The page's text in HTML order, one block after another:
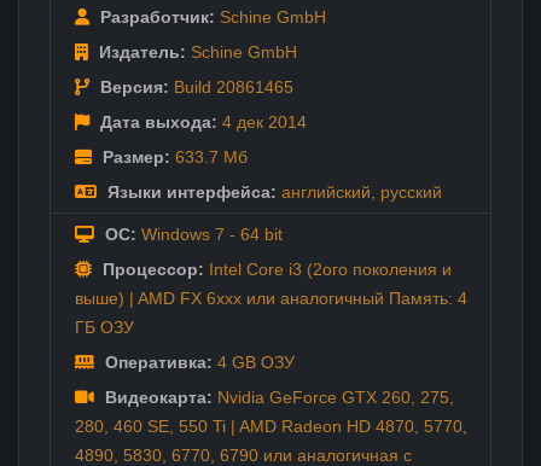
Разработчик: Schine GmbH
Издатель: Schine GmbH
Версия: Build 20861465
Дата выхода: 4 дек 2014
Размер: 633.7 Мб
Языки интерфейса: английский русский
ОС: Windows 7 - 64 bit
Процессор: Intel Core i3 (2ого поколения и
выше) | AMD FX 6xxx или аналогичный Память: 4
ГБ ОЗУ
Оперативка: 4 GB ОЗУ
Видеокарта: Nvidia GeForce GTX 260, 275,
280, 460 SE, 550 Ti | AMD Radeon HD 4870, 5770,
4890, 5830, 6770, 6790 или аналогичная с